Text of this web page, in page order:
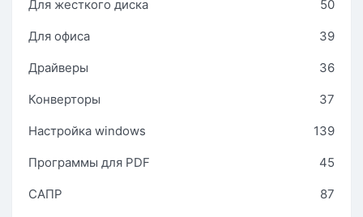
Для жесткого диска 50
Для офиса 39
Драйверы 36
Конверторы 37
Настройка windows 139
Программы для PDF 45
САПР 87